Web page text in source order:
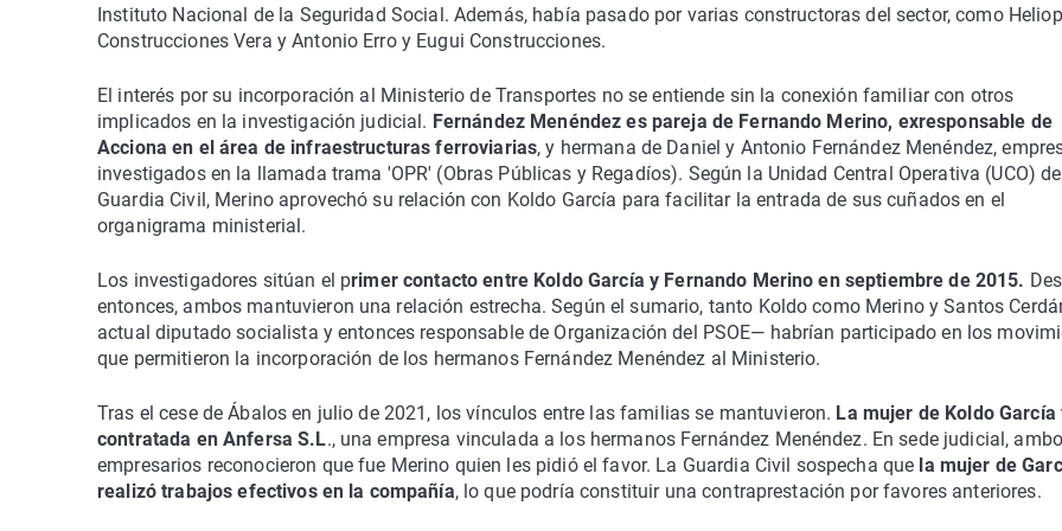
Instituto Nacional de la Seguridad Social. Además, había pasado por varias constructoras del sector, como
Construcciones Vera y Antonio Erro y Eugui Construcciones.
El interés por su incorporación al Ministerio de Transportes no se entiende sin la conexión familiar con otros
implicados en la investigación judicial. Fernández Menéndez es pareja de Fernando Merino, exresponsable de
Acciona en el área de infraestructuras ferroviarias, y hermana de Daniel y Antonio Fernández Menéndez,
investigados en la llamada trama 'OPR' (Obras Públicas y Regadíos). Según la Unidad Central Operativa (UCO)
Guardia Civil, Merino aprovechó su relación con Koldo García para facilitar la entrada de sus cuñados en el
organigrama ministerial.
Los investigadores sitúan el primer contacto entre Koldo García y Fernando Merino en septiembre de 2015.
entonces, ambos mantuvieron una relación estrecha. Según el sumario, tanto Koldo como Merino y Santos
actual diputado socialista y entonces responsable de Organización del PSOE— habrían participado en los
que permitieron la incorporación de los hermanos Fernández Menéndez al Ministerio.
Tras el cese de Ábalos en julio de 2021, los vínculos entre las familias se mantuvieron. La mujer de Koldo García
contratada en Anfersa S.L., una empresa vinculada a los hermanos Fernández Menéndez. En sede judicial,
empresarios reconocieron que fue Merino quien les pidió el favor. La Guardia Civil sospecha que la mujer de
realizó trabajos efectivos en la compañía, lo que podría constituir una contraprestación por favores anteriores.